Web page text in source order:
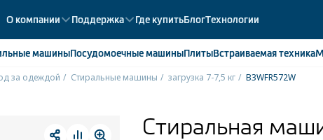
О компании Поддержка Где купитьБлогТехнологии
машиныПосудомоечныемашиныПлитыВстраиваемаятехника
за одеждой Стиральные машины загрузка 7-7,5 кг B3WFR572W
Стиральная